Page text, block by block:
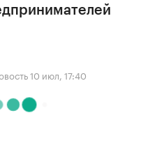
10 июл, 17:40